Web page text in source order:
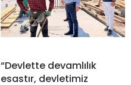
“Devlette devamlılık
esastır, devletimiz